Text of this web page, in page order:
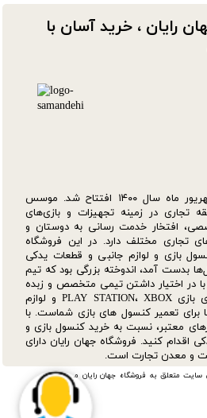
متعلق به فروشگاه جهان رایان می
سایت فروشگاه jahanrayan از شهریور ماه سال ۱۴۰۰ افتتاح شد. موسس
از ۲۰ سال سابقه تجاری در زمینه تجهیزات و بازی‌های
افتخار خدمت رسانی به دوستان و
تجاری مختلف دارد. در این فروشگاه
بازی و لوازم جانبی و قطعات یدکی‌
بدست آمد، اندوخته بزرگی بود که تیم
با در اختیار داشتن تیمی متخصص و زبده
در امور تعمیرات انواع کنسول های بازی PLAY STATION، XBOX و لوازم
برای تعمیر کنسول های بازی شماست. با
معتبر، نسبت به خرید کنسول بازی و
اقدام کنید. فروشگاه جهان رایان دارای
و معدن تجارت است.
رایان ، خرید آسان با